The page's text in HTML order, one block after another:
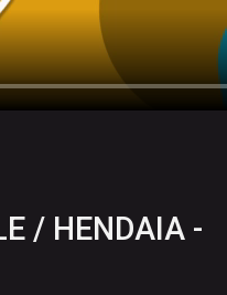
/ HENDAIA -